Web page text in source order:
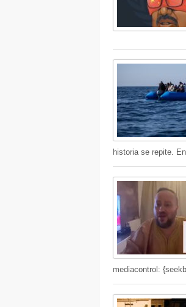
historia se repite.
mediacontrol: